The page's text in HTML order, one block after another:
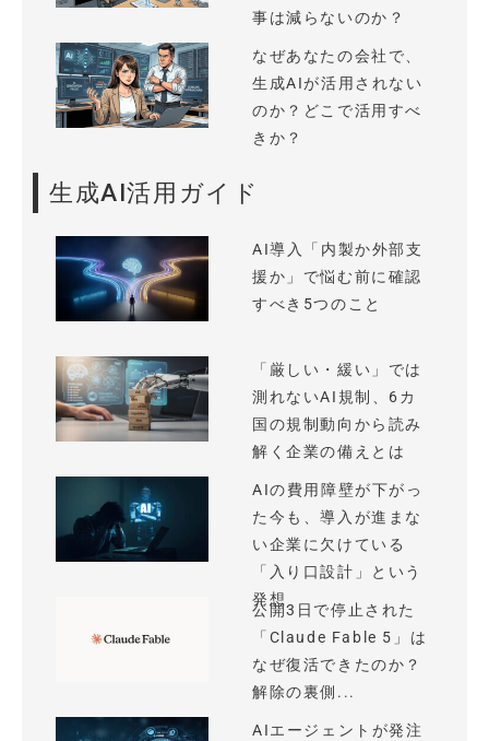
事は減らないのか？
なぜあなたの会社で、
生成AIが活用されない
のか？どこで活用すべ
きか？
生成AI活用ガイド
AI導入「内製か外部支
援か」で悩む前に確認
すべき5つのこと
「厳しい・緩い」では
測れないAI規制、6カ
国の規制動向から読み
解く企業の備えとは
AIの費用障壁が下がっ
た今も、導入が進まな
い企業に欠けている
「入り口設計」という
発想
公開3日で停止された
「Claude Fable 5」は
なぜ復活できたのか？
解除の裏側...
AIエージェントが発注